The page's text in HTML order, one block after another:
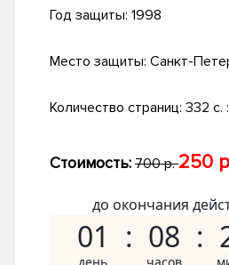
Год защиты: 1998
Место защиты: Санкт-
Количество страниц: 332 с.
Стоимость: 700 р.250
до окончания
01 08